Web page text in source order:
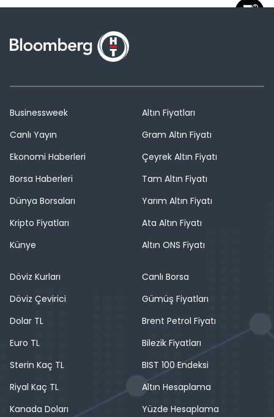
Businessweek
Canlı Yayın
Ekonomi Haberleri
Borsa Haberleri
Dünya Borsaları
Kripto Fiyatları
Künye
Altın Fiyatları
Gram Altın Fiyatı
Çeyrek Altın Fiyatı
Tam Altın Fiyatı
Yarım Altın Fiyatı
Ata Altın Fiyatı
Altın ONS Fiyatı
Döviz Kurları
Döviz Çevirici
Dolar TL
Euro TL
Sterin Kaç TL
Riyal Kaç TL
Kanada Doları
Canlı Borsa
Gümüş Fiyatları
Brent Petrol Fiyatı
Bilezik Fiyatları
BIST 100 Endeksi
Altın Hesaplama
Yüzde Hesaplama